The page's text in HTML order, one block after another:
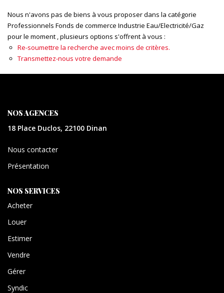
GESTION
NOS AGENCES
Créer une alerte
Nous n'avons pas de biens à vous proposer dans la catégorie
Professionnels Fonds de commerce Industrie Eau/Electricité/Gaz
pour le moment , plusieurs options s'offrent à vous :
Re-soumettre la recherche avec moins de critères.
Transmettez-nous votre demande
NOS AGENCES
18 Place Duclos, 22100 Dinan
Nous contacter
Présentation
NOS SERVICES
Acheter
Louer
Estimer
Vendre
Gérer
Syndic